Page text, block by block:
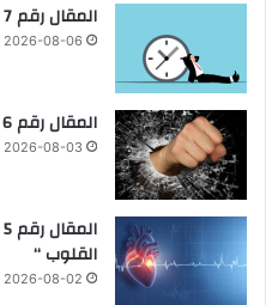
المقال رقم 7 من سلسلة ” عيادة القلوب “
2026-08-06
المقال رقم 6 من سلسلة ” عيادة القلوب “
2026-08-03
القلوب “
2026-08-02